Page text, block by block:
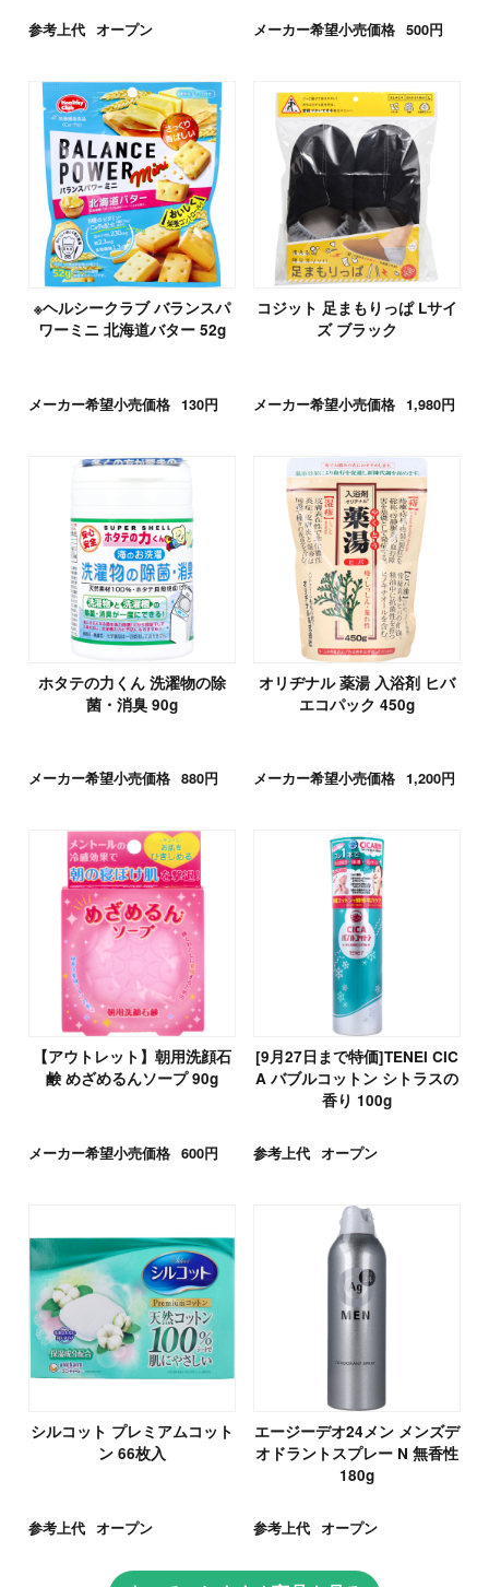
参考上代 オープン メーカー希望小売価格 500円
※ヘルシークラブ バランスパ
ワーミニ 北海道バター 52g
メーカー希望小売価格 130円
コジット 足まもりっぱ Lサイ
ズ ブラック
メーカー希望小売価格 1,980円
ホタテの力くん 洗濯物の除
菌・消臭 90g
メーカー希望小売価格 880円
オリヂナル 薬湯 入浴剤 ヒバ
エコパック 450g
メーカー希望小売価格 1,200円
【アウトレット】朝用洗顔石
鹸 めざめるんソープ 90g
メーカー希望小売価格 600円
[9月27日まで特価]TENEI CIC
A バブルコットン シトラスの
香り 100g
参考上代 オープン
シルコット プレミアムコット
ン 66枚入
参考上代 オープン
エージーデオ24メン メンズデ
オドラントスプレー N 無香性
180g
参考上代 オープン